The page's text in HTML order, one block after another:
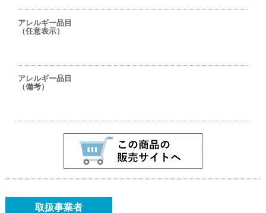
アレルギー品目
（任意表示）
アレルギー品目
（備考）
取扱事業者